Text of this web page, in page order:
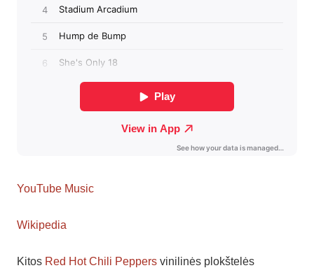
YouTube Music
Wikipedia
Kitos Red Hot Chili Peppers vinilinės plokštelės